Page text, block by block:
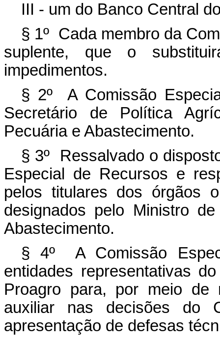
III - um do Banco Central
§ 1º Cada membro da
suplente, que o
impedimentos.
§ 2º A Comissão
Secretário de Política
Pecuária e Abastecimento.
§ 3º Ressalvado o
Especial de Recursos e
pelos titulares dos órgãos
designados pelo Ministro
Abastecimento.
§ 4º A Comissão
entidades representativas
Proagro para, por meio de
auxiliar nas decisões do
apresentação de defesas